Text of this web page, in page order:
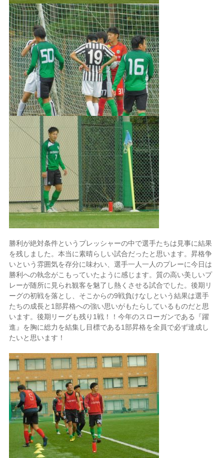
勝利が絶対条件というプレッシャーの中で選手たちは見事に結果
を残しました。本当に素晴らしい試合だったと思います。昇格争
いという雰囲気を存分に味わい、選手一人一人のプレーに今日は
勝利への執念がこもっていたように感じます。質の高い美しいプ
レーが随所に見られ観客を魅了し熱くさせる試合でした。後期リ
ーグの初戦を落とし、そこからの9戦負けなしという結果は選手
たちの成長と1部昇格への強い思いがもたらしているものだと思
います。後期リーグも残り1戦！！今年のスローガンである『躍
進』を胸に総力を結集し目標である1部昇格を全員で必ず達成し
たいと思います！